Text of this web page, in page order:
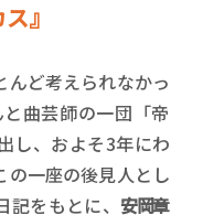
』
んど考えられなかっ
曲芸師の一団「帝
し、およそ3年にわ
の一座の後見人とし
をもとに、 安岡章